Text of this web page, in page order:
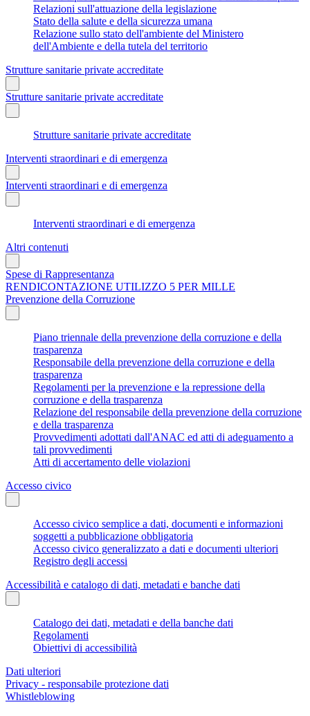
Relazioni sull'attuazione della legislazione
Stato della salute e della sicurezza umana
Relazione sullo stato dell'ambiente del Ministero
dell'Ambiente e della tutela del territorio
Strutture sanitarie private accreditate
Strutture sanitarie private accreditate
Strutture sanitarie private accreditate
Interventi straordinari e di emergenza
Interventi straordinari e di emergenza
Interventi straordinari e di emergenza
Altri contenuti
Spese di Rappresentanza
RENDICONTAZIONE UTILIZZO 5 PER MILLE
Prevenzione della Corruzione
Piano triennale della prevenzione della corruzione e della
trasparenza
Responsabile della prevenzione della corruzione e della
trasparenza
Regolamenti per la prevenzione e la repressione della
corruzione e della trasparenza
Relazione del responsabile della prevenzione della corruzione
e della trasparenza
Provvedimenti adottati dall'ANAC ed atti di adeguamento a
tali provvedimenti
Atti di accertamento delle violazioni
Accesso civico
Accesso civico semplice a dati, documenti e informazioni
soggetti a pubblicazione obbligatoria
Accesso civico generalizzato a dati e documenti ulteriori
Registro degli accessi
Accessibilità e catalogo di dati, metadati e banche dati
Catalogo dei dati, metadati e della banche dati
Regolamenti
Obiettivi di accessibilità
Dati ulteriori
Privacy - responsabile protezione dati
Whistleblowing